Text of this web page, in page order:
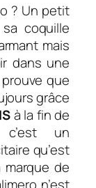
? Un petit
coquille
mais
dans une
que
grâce
à la fin de
c’est un
qu’est
marque de